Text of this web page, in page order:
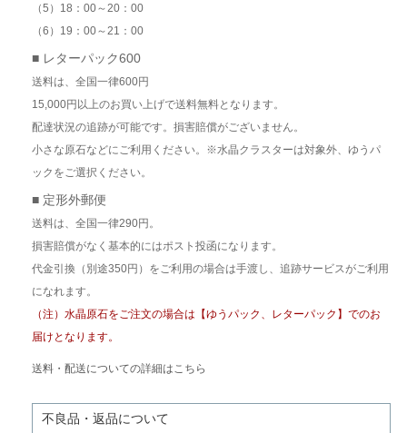
（5）18：00～20：00
（6）19：00～21：00
■ レターパック600
送料は、全国一律600円
15,000円以上のお買い上げで送料無料となります。
配達状況の追跡が可能です。損害賠償がございません。
小さな原石などにご利用ください。※水晶クラスターは対象外、ゆうパ
ックをご選択ください。
■ 定形外郵便
送料は、全国一律290円。
損害賠償がなく基本的にはポスト投函になります。
代金引換（別途350円）をご利用の場合は手渡し、追跡サービスがご利用
になれます。
（注）水晶原石をご注文の場合は【ゆうパック、レターパック】でのお
届けとなります。
送料・配送についての詳細はこちら
不良品・返品について